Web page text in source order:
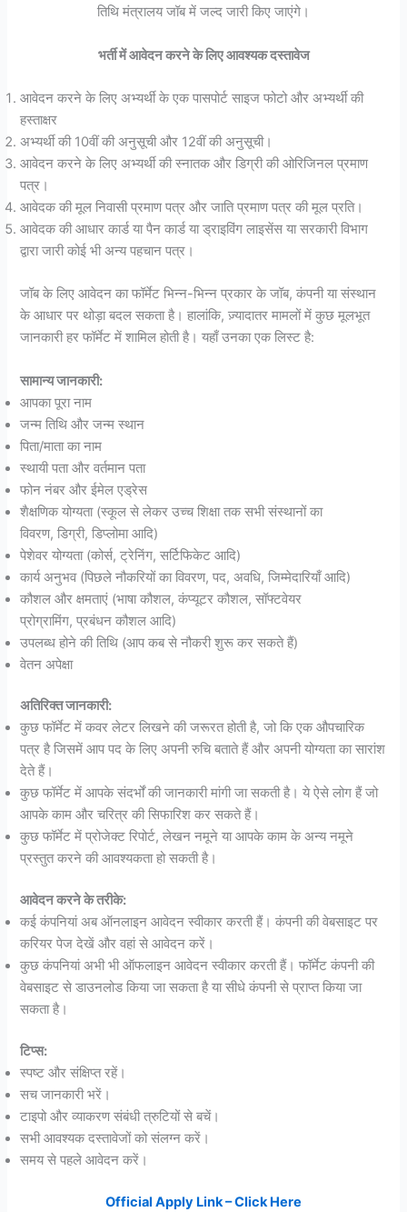
तिथि मंत्रालय जॉब में जल्द जारी किए जाएंगे।
भर्ती में आवेदन करने के लिए आवश्यक दस्तावेज
आवेदन करने के लिए अभ्यर्थी के एक पासपोर्ट साइज फोटो और अभ्यर्थी की
हस्ताक्षर
अभ्यर्थी की 10वीं की अनुसूची और 12वीं की अनुसूची।
आवेदन करने के लिए अभ्यर्थी की स्नातक और डिग्री की ओरिजिनल प्रमाण
पत्र।
आवेदक की मूल निवासी प्रमाण पत्र और जाति प्रमाण पत्र की मूल प्रति।
आवेदक की आधार कार्ड या पैन कार्ड या ड्राइविंग लाइसेंस या सरकारी विभाग
द्वारा जारी कोई भी अन्य पहचान पत्र।
जॉब के लिए आवेदन का फॉर्मेट भिन्न-भिन्न प्रकार के जॉब, कंपनी या संस्थान
के आधार पर थोड़ा बदल सकता है। हालांकि, ज़्यादातर मामलों में कुछ मूलभूत
जानकारी हर फॉर्मेट में शामिल होती है। यहाँ उनका एक लिस्ट है:
सामान्य जानकारी:
आपका पूरा नाम
जन्म तिथि और जन्म स्थान
पिता/माता का नाम
स्थायी पता और वर्तमान पता
फोन नंबर और ईमेल एड्रेस
शैक्षणिक योग्यता (स्कूल से लेकर उच्च शिक्षा तक सभी संस्थानों का
विवरण, डिग्री, डिप्लोमा आदि)
पेशेवर योग्यता (कोर्स, ट्रेनिंग, सर्टिफिकेट आदि)
कार्य अनुभव (पिछले नौकरियों का विवरण, पद, अवधि, जिम्मेदारियाँ आदि)
कौशल और क्षमताएं (भाषा कौशल, कंप्यूटर कौशल, सॉफ्टवेयर
प्रोग्रामिंग, प्रबंधन कौशल आदि)
उपलब्ध होने की तिथि (आप कब से नौकरी शुरू कर सकते हैं)
वेतन अपेक्षा
अतिरिक्त जानकारी:
कुछ फॉर्मेट में कवर लेटर लिखने की जरूरत होती है, जो कि एक औपचारिक
पत्र है जिसमें आप पद के लिए अपनी रुचि बताते हैं और अपनी योग्यता का सारांश
देते हैं।
कुछ फॉर्मेट में आपके संदर्भों की जानकारी मांगी जा सकती है। ये ऐसे लोग हैं जो
आपके काम और चरित्र की सिफारिश कर सकते हैं।
कुछ फॉर्मेट में प्रोजेक्ट रिपोर्ट, लेखन नमूने या आपके काम के अन्य नमूने
प्रस्तुत करने की आवश्यकता हो सकती है।
आवेदन करने के तरीके:
कई कंपनियां अब ऑनलाइन आवेदन स्वीकार करती हैं। कंपनी की वेबसाइट पर
करियर पेज देखें और वहां से आवेदन करें।
कुछ कंपनियां अभी भी ऑफलाइन आवेदन स्वीकार करती हैं। फॉर्मेट कंपनी की
वेबसाइट से डाउनलोड किया जा सकता है या सीधे कंपनी से प्राप्त किया जा
सकता है।
टिप्स:
स्पष्ट और संक्षिप्त रहें।
सच जानकारी भरें।
टाइपो और व्याकरण संबंधी त्रुटियों से बचें।
सभी आवश्यक दस्तावेजों को संलग्न करें।
समय से पहले आवेदन करें।
Official Apply Link – Click Here